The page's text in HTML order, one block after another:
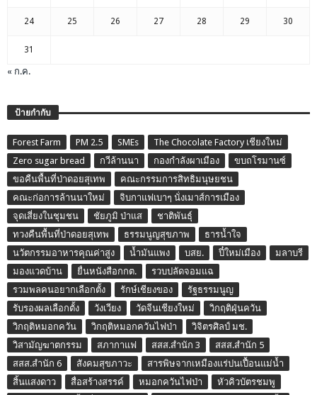
24 25 26 27 28 29 30
31
« ก.ค.
ป้ายกำกับ
Forest Farm PM 2.5 SMEs
The Chocolate Factory เชียงใหม่
Zero sugar bread
กวีล้านนา กองกำลังผาเมือง
ขบถโรมานซ์
ขอคืนพื้นที่ป่าดอยสุเทพ
คณะกรรมการสิทธิมนุษยชน
คณะก่อการล้านนาใหม่
จิบกาแฟเบาๆ นั่งเมาส์การเมือง
จุดเสี่ยงในชุมชน
ชัยภูมิ ป่าแส
ชาติพันธุ์
ทวงคืนพื้นที่ป่าดอยสุเทพ
ธรรมนูญสุขภาพ
ธารน้ำใจ
นวัตกรรมอาหารคุณค่าสูง
น้ำมันแพง บสย. ปี๋ใหม่เมือง
มลาบรี
มองแวดบ้าน
ยื่นหนังสือกกต.
รวบปลัดจอมแฉ
รวมพลคนอยากเลือกตั้ง
รักษ์เชียงของ
รัฐธรรมนูญ
รับรองผลเลือกตั้ง
วังเวียง วัดจีนเชียงใหม่
วิกฤติฝุ่นควัน
วิกฤติหมอกควัน
วิกฤติหมอกควันไฟป่า
วิจิตรศิลป์ มช.
วิสามัญฆาตกรรม
สภากาแฟ สสส.สำนัก 3
สสส.สำนัก 5
สสส.สำนัก 6
สังคมสุขภาวะ
สารพิษจากเหมืองแร่ปนเปื้อนแม่น้ำ
สิ้นแสงดาว
สื่อสร้างสรรค์ หมอกควันไฟป่า หัวคิวบัตรชมพู